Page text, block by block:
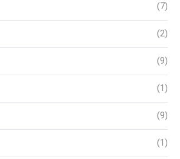
(7)
(2)
(9)
(1)
(9)
(1)